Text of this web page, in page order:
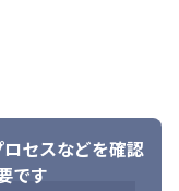
セスなどを確認
です